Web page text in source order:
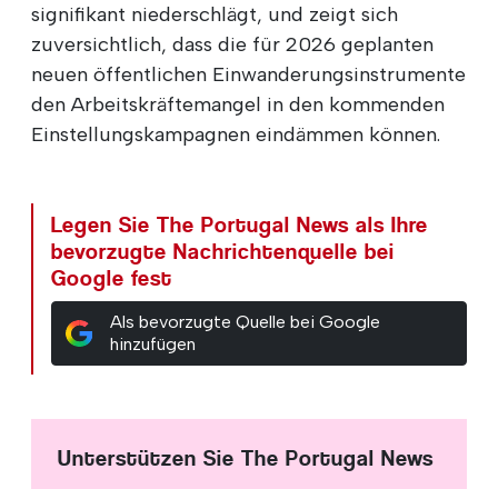
signifikant niederschlägt, und zeigt sich
zuversichtlich, dass die für 2026 geplanten
neuen öffentlichen Einwanderungsinstrumente
den Arbeitskräftemangel in den kommenden
Einstellungskampagnen eindämmen können.
Legen Sie The Portugal News als Ihre
bevorzugte Nachrichtenquelle bei
Google fest
Als bevorzugte Quelle bei Google
hinzufügen
Unterstützen Sie The Portugal News